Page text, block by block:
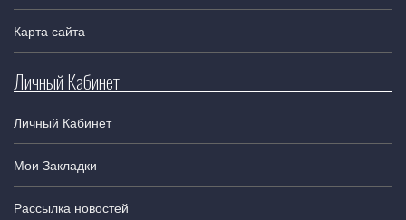
Карта сайта
Личный Кабинет
Личный Кабинет
Мои Закладки
Рассылка новостей